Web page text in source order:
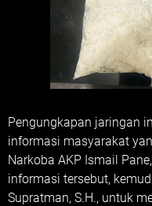
Pengungkapan jaringan
informasi masyarakat
Narkoba AKP Ismail
informasi tersebut,
Supratman, S.H., untuk